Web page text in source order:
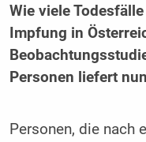
Wie viele
Impfung in
Personen liefert
Personen, die nach